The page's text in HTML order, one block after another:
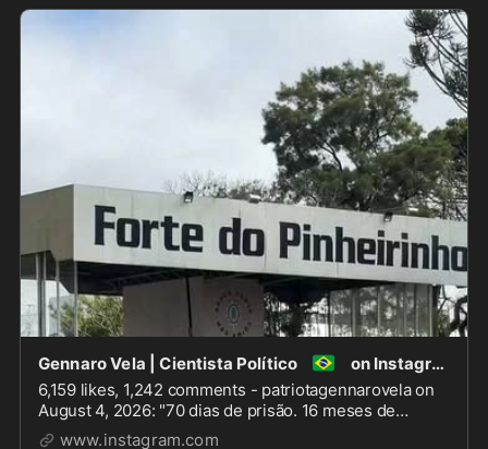
Gennaro Vela | Cientista Político 🇧🇷
on Instagram: "70 dias de prisão. 16 meses de tornozelei
6,159 likes, 1,242 comments - patriotagennarovela on
August 4, 2026: "70 dias de prisão. 16 meses de
tornozeleira eletrônica. Fiquei sem ver minha família.
www.instagram.com